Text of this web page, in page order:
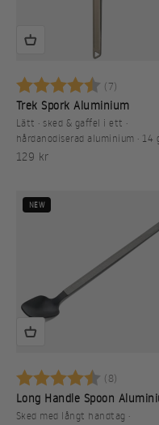
Betyg: (7)
4.3
Trek Spork Aluminium
Lätt · sked & gaffel i ett ·
hårdanodiserad aluminium · 14
REA-pris
129 kr
NEW
Betyg: (8)
4.6
Long Handle Spoon
Sked med långt handtag ·